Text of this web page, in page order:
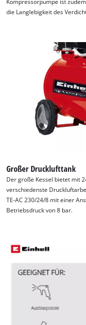
Wir
to
the
Kompressorpumpe ist
die Langlebigkeit des
Großer Drucklufttank
Der große Kessel bietet mit
verschiedenste
TE-AC 230/24/8 mit einer
Betriebsdruck von 8 bar.